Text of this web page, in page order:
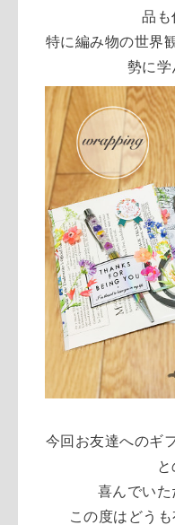
品も
特に編み物の世界
勢に学
今回お友達へのギ
喜んでいた
この度はどうも